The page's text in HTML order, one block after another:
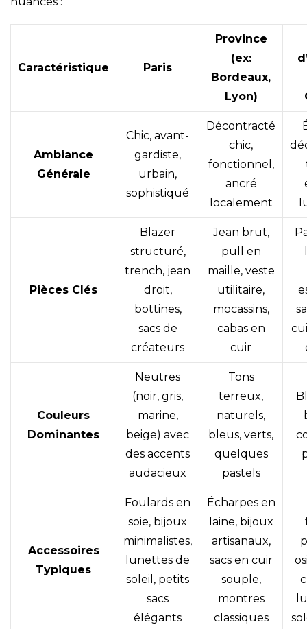
Caractéristique Paris
Province
(ex:
Bordeaux,
Lyon)
Ambiance
Générale
Chic, avant-
gardiste,
urbain,
sophistiqué
Décontracté
chic,
fonctionnel,
ancré
localement
Pièces Clés
Blazer
structuré,
trench, jean
droit,
bottines,
sacs de
créateurs
Jean brut,
pull en
maille, veste
utilitaire,
mocassins,
cabas en
cuir
Couleurs
Dominantes
Neutres
(noir, gris,
marine,
beige) avec
des accents
audacieux
Tons
terreux,
naturels,
bleus, verts,
quelques
pastels
Accessoires
Typiques
Foulards en
soie, bijoux
minimalistes,
lunettes de
soleil, petits
sacs
élégants
Écharpes en
laine, bijoux
artisanaux,
sacs en cuir
souple,
montres
classiques